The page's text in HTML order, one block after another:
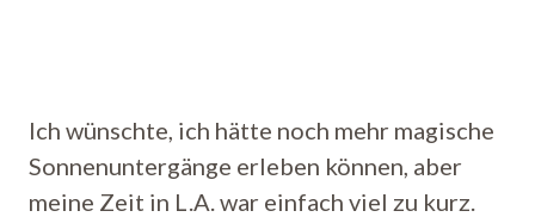
Ich wünschte, ich hätte noch mehr magische
Sonnenuntergänge erleben können, aber
meine Zeit in L.A. war einfach viel zu kurz.